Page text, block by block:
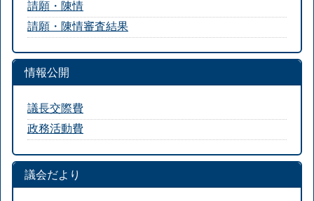
請願・陳情
請願・陳情審査結果
情報公開
議長交際費
政務活動費
議会だより